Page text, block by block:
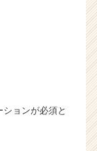
ョンが必須と